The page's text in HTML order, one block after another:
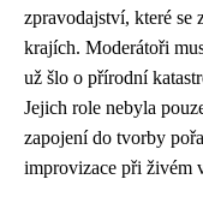
zpravodajství, které se
krajích. Moderátoři
už šlo o přírodní
Jejich role nebyla
zapojení do tvorby
improvizace při živém